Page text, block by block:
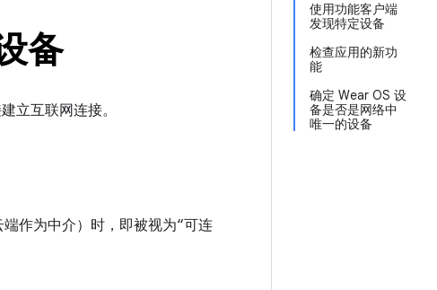
使用功能客户端
发现特定设备
检查应用的新功
能
确定 Wear OS 设
备是否是网络中
唯一的设备
备
立互联网连接。
作为中介）时，即被视为“可连